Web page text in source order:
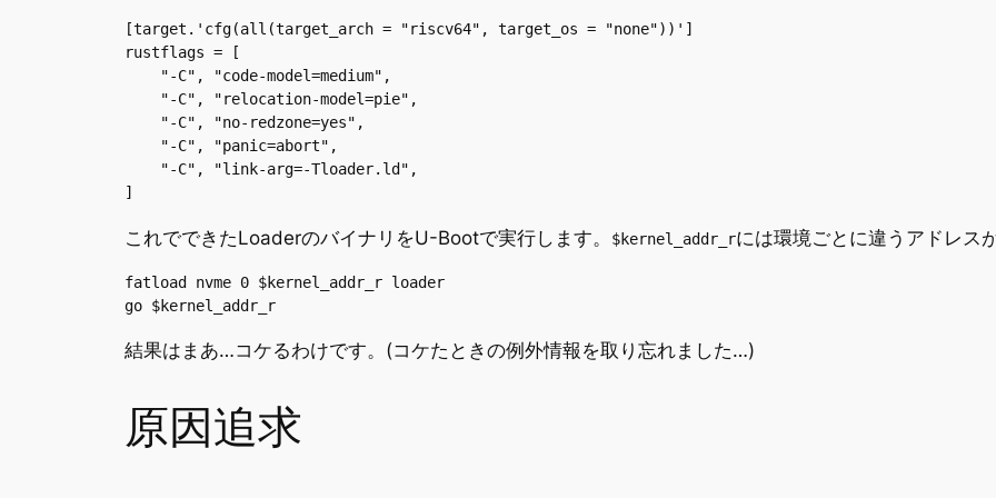
[target.'cfg(all(target_arch = "riscv64", target_os = "none"))']
rustflags = [
]
これでできたLoaderのバイナリをU-Bootで実行します。 $kernel_addr_rには環境ごとに違うアドレス
fatload nvme 0 $kernel_addr_r loader
go $kernel_addr_r
結果はまあ…コケるわけです。(コケたときの例外情報を取り忘れました…)
原因追求